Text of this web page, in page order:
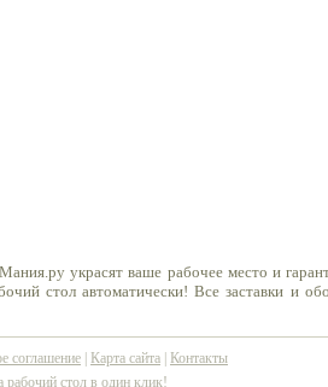
украсят ваше рабочее место и
стол автоматически! Все заставки и
соглашение Карта сайта
Контакты
стол в один клик!